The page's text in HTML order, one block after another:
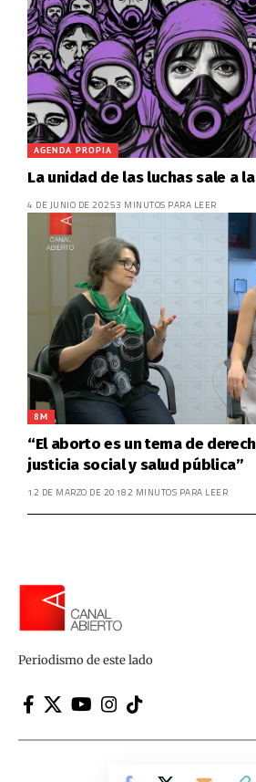
AGENDA PROPIA
La unidad de las luchas sale a
4 DE JUNIO DE 20253 MINUTOS PARA LEER
8M
“El aborto es un tema de
justicia social y salud pública”
12 DE MARZO DE 20182 MINUTOS PARA LEER
Periodismo de este lado
Canal Abierto | Periodismo de